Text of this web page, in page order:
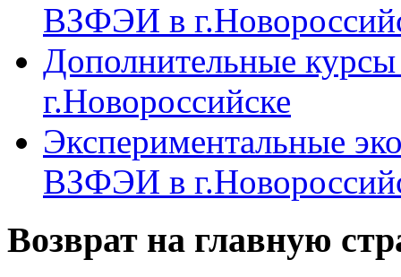
ВЗФЭИ в
Дополнительные
г.Новороссийске
Экспериментальные
ВЗФЭИ в
Возврат на главную